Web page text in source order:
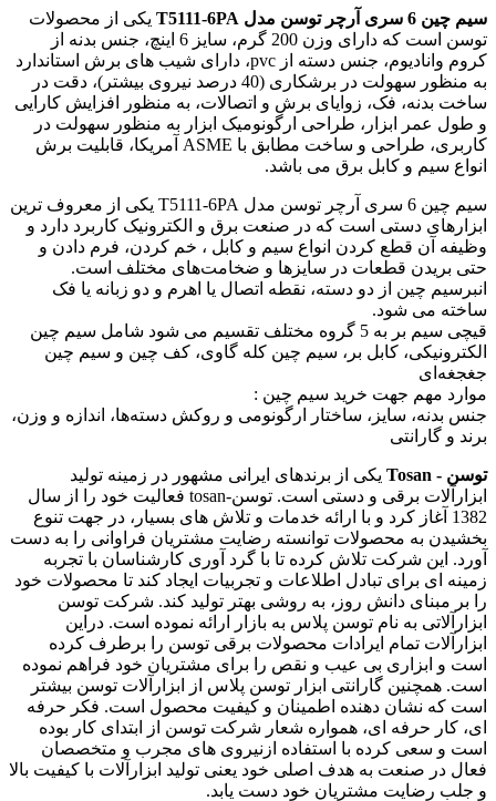
سیم چین 6 سری آرچر توسن مدل T5111-6PA
یکی از محصولات
توسن است که دارای وزن 200 گرم، سایز 6 اینچ، جنس بدنه از
کروم وانادیوم، جنس دسته از pvc، دارای شیب های برش استاندارد
به منظور سهولت در برشکاری (40 درصد نیروی بیشتر)، دقت در
ساخت بدنه، فک، زوایای برش و اتصالات، به منظور افزایش کارایی
و طول عمر ابزار، طراحی ارگونومیک ابزار به منظور سهولت در
کاربری، طراحی و ساخت مطابق با ASME آمریکا، قابلیت برش
انواع سیم و کابل برق می باشد.
سیم چین 6 سری آرچر توسن مدل T5111-6PA یکی از معروف ترین
ابزارهای دستی است که در صنعت برق و الکترونیک کاربرد دارد و
وظیفه آن قطع کردن انواع سیم و کابل ، خم کردن، فرم دادن و
حتی بریدن قطعات در سایزها و ضخامت‌های مختلف است.
انبرسیم چین از دو دسته، نقطه اتصال یا اهرم و دو زبانه یا فک
ساخته می شود.
قیچی سیم بر به 5 گروه مختلف تقسیم می شود شامل سیم چین
الکترونیکی، کابل بر، سیم چین کله گاوی، کف چین و سیم چین
جغجغه‌ای
موارد مهم جهت خرید سیم چین :
جنس بدنه، سایز، ساختار ارگونومی و روکش دسته‌ها، اندازه و وزن،
برند و گارانتی
توسن - Tosan
یکی از برندهای ایرانی مشهور در زمینه تولید
ابزارآلات برقی و دستی است. توسن-tosan فعالیت خود را از سال
1382 آغاز کرد و با ارائه خدمات و تلاش های بسیار، در جهت تنوع
بخشیدن به محصولات توانسته رضایت مشتریان فراوانی را به دست
آورد. این شرکت تلاش کرده تا با گرد آوری کارشناسان با تجربه
زمینه ای برای تبادل اطلاعات و تجربیات ایجاد کند تا محصولات خود
را بر مبنای دانش روز، به روشی بهتر تولید کند. شرکت توسن
ابزارآلاتی به نام توسن پلاس به بازار ارائه نموده است. دراین
ابزارآلات تمام ایرادات محصولات برقی توسن را برطرف کرده
است و ابزاری بی عیب و نقص را برای مشتریان خود فراهم نموده
است. همچنین گارانتی ابزار توسن پلاس از ابزارآلات توسن بیشتر
است که نشان دهنده اطمینان و کیفیت محصول است. فکر حرفه
ای، کار حرفه ای، همواره شعار شرکت توسن از ابتدای کار بوده
است و سعی کرده با استفاده ازنیروی های مجرب و متخصصان
فعال در صنعت به هدف اصلی خود یعنی تولید ابزارآلات با کیفیت بالا
و جلب رضایت مشتریان خود دست یابد.